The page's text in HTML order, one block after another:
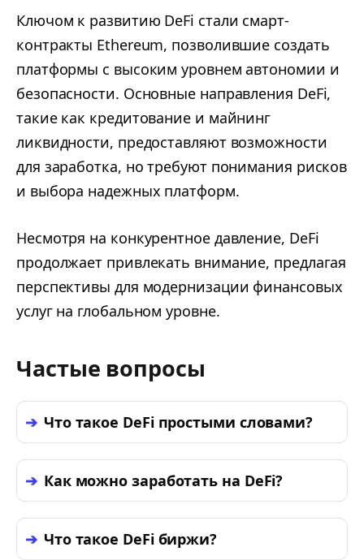
Ключом к развитию DeFi стали смарт-
контракты Ethereum, позволившие создать
платформы с высоким уровнем автономии и
безопасности. Основные направления DeFi,
такие как кредитование и майнинг
ликвидности, предоставляют возможности
для заработка, но требуют понимания рисков
и выбора надежных платформ.
Несмотря на конкурентное давление, DeFi
продолжает привлекать внимание, предлагая
перспективы для модернизации финансовых
услуг на глобальном уровне.
Частые вопросы
Что такое DeFi простыми словами?
Как можно заработать на DeFi?
Что такое DeFi биржи?